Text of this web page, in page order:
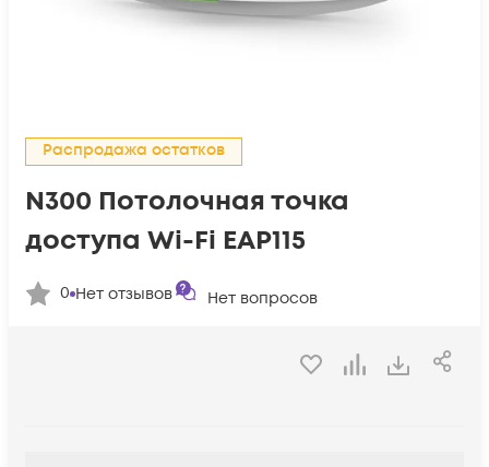
Распродажа остатков
N300 Потолочная точка
доступа Wi-Fi EAP115
0 Нет отзывов Нет вопросов